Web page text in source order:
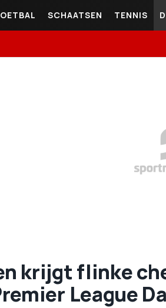
SCHAATSEN TENNIS
krijgt flinke
League